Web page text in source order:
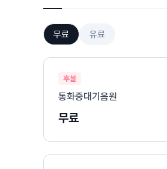
무료 유료
후불
통화중대기음원
무료